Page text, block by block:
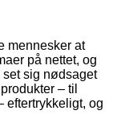
mennesker at
på nettet, og
sig nødsaget
– til
eftertrykkeligt, og